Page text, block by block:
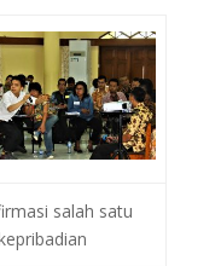
salah satu